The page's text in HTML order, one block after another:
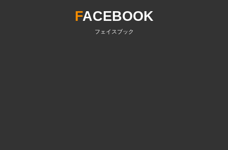
FACEBOOK